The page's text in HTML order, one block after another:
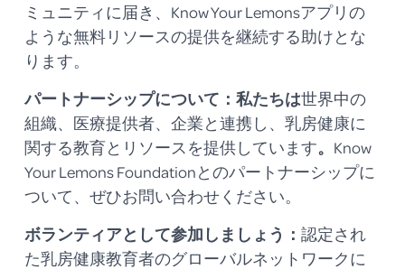
ミュニティに届き、Know Your Lemonsアプリの
ような無料リソースの提供を継続する助けとな
ります。
パートナーシップについて：私たちは世界中の
組織、医療提供者、企業と連携し、乳房健康に
関する教育とリソースを提供しています。 Know
Your Lemons Foundationとのパートナーシップに
ついて、ぜひお問い合わせください。
ボランティアとして参加しましょう： 認定され
た乳房健康教育者のグローバルネットワークに